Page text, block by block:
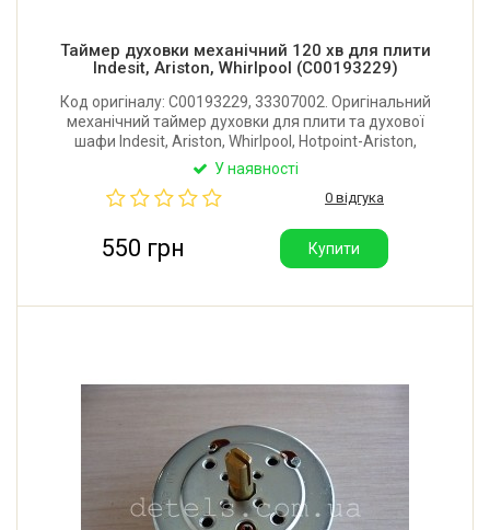
Таймер духовки механічний 120 хв для плити
Indesit, Ariston, Whirlpool (C00193229)
Код оригіналу: C00193229, 33307002. Оригінальний
механічний таймер духовки для плити та духової
шафи Indesit, Ariston, Whirlpool, Hotpoint-Ariston,
Pyramida. Довжина валу: 30 мм. Час: 120 хвилин.
У наявності
0 відгука
550 грн Купити